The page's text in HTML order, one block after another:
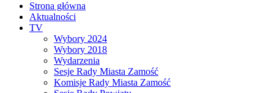
Strona główna
Aktualności
TV
Wybory 2024
Wybory 2018
Wydarzenia
Sesje Rady Miasta Zamość
Komisje Rady Miasta Zamość